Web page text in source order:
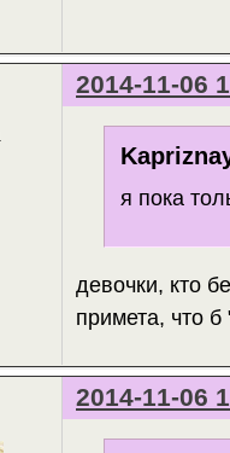
2014-11-06
я пока
девочки, кто
примета, что б
2014-11-06